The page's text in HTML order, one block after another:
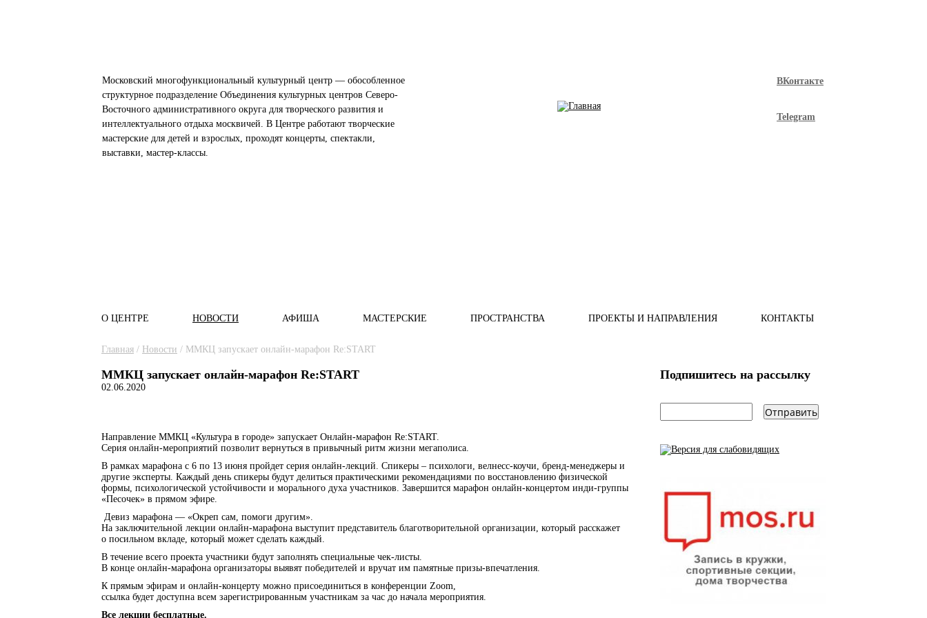
Московский многофункциональный культурный центр — обособленное
структурное подразделение Объединения культурных центров Северо-
Восточного административного округа для творческого развития и
интеллектуального отдыха москвичей. В Центре работают творческие
мастерские для детей и взрослых, проходят концерты, спектакли,
выставки, мастер-классы.
ВКонтакте
Telegram
Главное меню
О ЦЕНТРЕ НОВОСТИ АФИША МАСТЕРСКИЕ ПРОСТРАНСТВА ПРОЕКТЫ И НАПРАВЛЕНИЯ КОНТАКТЫ
Вы здесь
Главная / Новости / ММКЦ запускает онлайн-марафон Re:START
ММКЦ запускает онлайн-марафон Re:START
02.06.2020
Направление ММКЦ «Культура в городе» запускает Онлайн-марафон Re:START.
Серия онлайн-мероприятий позволит вернуться в привычный ритм жизни мегаполиса.
В рамках марафона с 6 по 13 июня пройдет серия онлайн-лекций. Спикеры – психологи, велнесс-коучи, бренд-менеджеры и
другие эксперты. Каждый день спикеры будут делиться практическими рекомендациями по восстановлению физической
формы, психологической устойчивости и морального духа участников. Завершится марафон онлайн-концертом инди-группы
«Песочек» в прямом эфире.
Девиз марафона — «Окреп сам, помоги другим».
На заключительной лекции онлайн-марафона выступит представитель благотворительной организации, который расскажет
о посильном вкладе, который может сделать каждый.
В течение всего проекта участники будут заполнять специальные чек-листы.
В конце онлайн-марафона организаторы выявят победителей и вручат им памятные призы-впечатления.
К прямым эфирам и онлайн-концерту можно присоединиться в конференции Zoom,
ссылка будет доступна всем зарегистрированным участникам за час до начала мероприятия.
Все лекции бесплатные.
Подпишитесь на рассылку